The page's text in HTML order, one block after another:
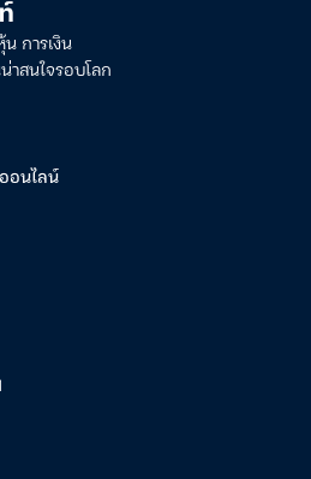
การเงิน
าสนใจรอบโลก
อนไลน์